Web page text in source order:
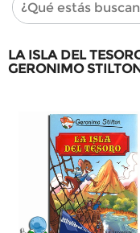
LA ISLA DEL
GERONIMO